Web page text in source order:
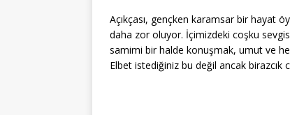
Açıkçası, gençken karamsar bir hayat
daha zor oluyor. İçimizdeki coşku
samimi bir halde konuşmak, umut ve
Elbet istediğiniz bu değil ancak birazcık